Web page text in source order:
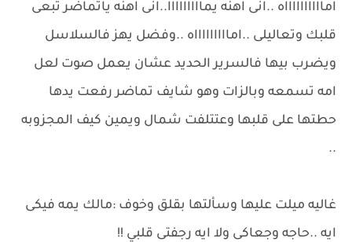
امااااااااااه ..انى اهنه يمااااااااا..انى اهنه ياتماضر تبعى
قلبك وتعاليلى ..اماااااااااه ..وفضل يهز فالسلاسل
ويضرب بيها فالسرير الحديد عشان يعمل صوت لعل
امه تسمعه وبالزات وهو شايف تماضر رفعت يدها
حطتها على قلبها وعتتلفت شمال ويمين كيف المجزوبه
..
غاليه ميلت عليها وسألتها بقلق وخوف :مالك يمه فيكى
ايه ..حاجه وجعاكى ولا ايه رجفتى قلبي !!